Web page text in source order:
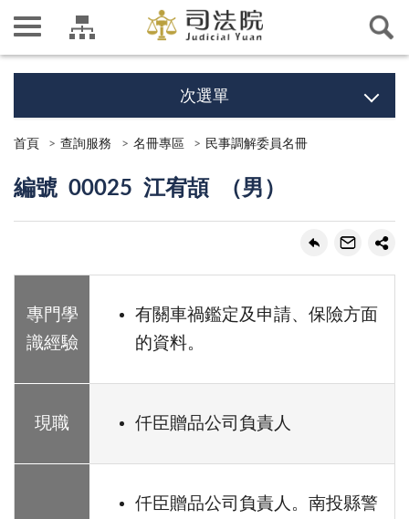
次選單
首頁 查詢服務 名冊專區 民事調解委員名冊
編號 00025 江宥頡 （男）
專門學
識經驗
有關車禍鑑定及申請、保險方面
的資料。
現職 仟臣贈品公司負責人
仟臣贈品公司負責人。南投縣警